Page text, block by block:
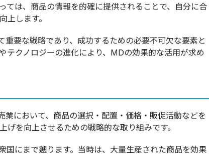
ては、商品の情報を的確に提供されることで、自分に合
上します。
要な戦略であり、成功するための必要不可欠な要素と
テクノロジーの進化により、MDの効果的な活用が求め
において、商品の選択・配置・価格・販促活動などを
を向上させるための戦略的な取り組みです。​​​​​​​
国にまで遡ります。当時は、大量生産された商品を効果